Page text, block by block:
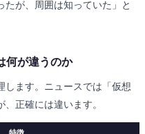
たが、周囲は知っていた」と
何が違うのか
します。ニュースでは「仮想
正確には違います。